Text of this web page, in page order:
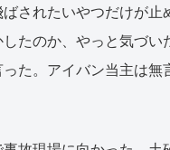
されたいやつだけが止
たのか、やっと気づい
た。アイバン当主は無